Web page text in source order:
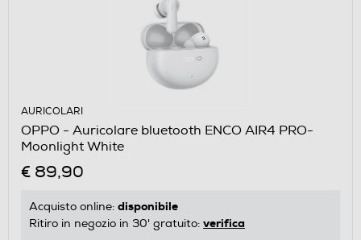
AURICOLARI
OPPO - Auricolare bluetooth ENCO AIR4 PRO-
Moonlight White
€ 89,90
Acquisto online: disponibile
Ritiro in negozio in 30' gratuito: verifica